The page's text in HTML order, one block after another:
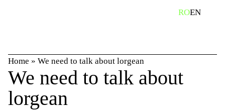
ROEN
Home » We need to talk about lorgean
We need to talk about
lorgean